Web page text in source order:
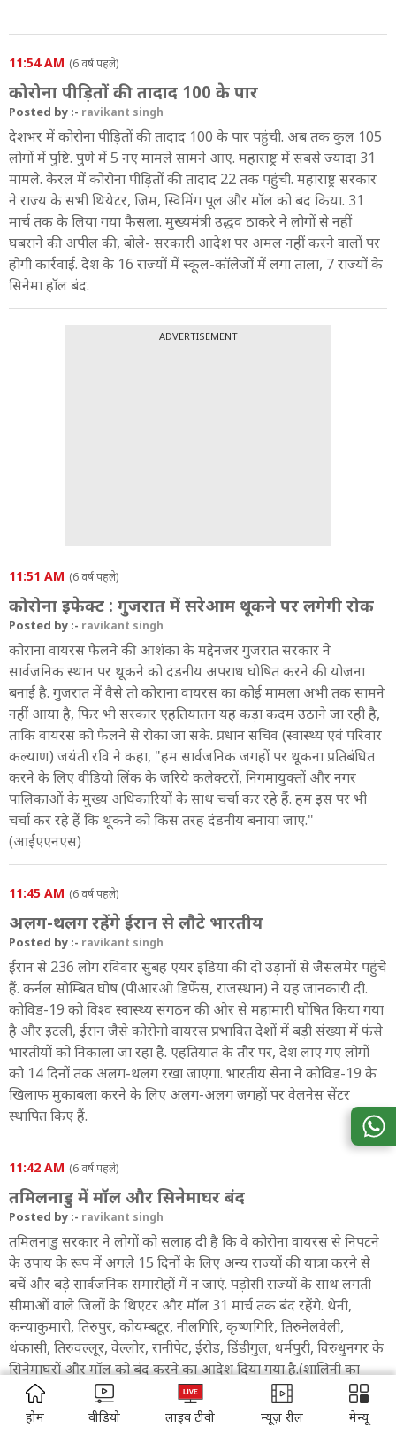
11:54 AM (6 वर्ष पहले)
कोरोना पीड़ितों की तादाद 100 के पार
Posted by :- ravikant singh
देशभर में कोरोना पीड़ितों की तादाद 100 के पार पहुंची. अब तक कुल 105
लोगों में पुष्टि. पुणे में 5 नए मामले सामने आए. महाराष्ट्र में सबसे ज्यादा 31
मामले. केरल में कोरोना पीड़ितों की तादाद 22 तक पहुंची. महाराष्ट्र सरकार
ने राज्य के सभी थियेटर, जिम, स्विमिंग पूल और मॉल को बंद किया. 31
मार्च तक के लिया गया फैसला. मुख्यमंत्री उद्धव ठाकरे ने लोगों से नहीं
घबराने की अपील की, बोले- सरकारी आदेश पर अमल नहीं करने वालों पर
होगी कार्रवाई. देश के 16 राज्यों में स्कूल-कॉलेजों में लगा ताला, 7 राज्यों के
सिनेमा हॉल बंद.
ADVERTISEMENT
11:51 AM (6 वर्ष पहले)
कोरोना इफेक्ट : गुजरात में सरेआम थूकने पर लगेगी रोक
Posted by :- ravikant singh
कोराना वायरस फैलने की आशंका के मद्देनजर गुजरात सरकार ने
सार्वजनिक स्थान पर थूकने को दंडनीय अपराध घोषित करने की योजना
बनाई है. गुजरात में वैसे तो कोराना वायरस का कोई मामला अभी तक सामने
नहीं आया है, फिर भी सरकार एहतियातन यह कड़ा कदम उठाने जा रही है,
ताकि वायरस को फैलने से रोका जा सके. प्रधान सचिव (स्वास्थ्य एवं परिवार
कल्याण) जयंती रवि ने कहा, "हम सार्वजनिक जगहों पर थूकना प्रतिबंधित
करने के लिए वीडियो लिंक के जरिये कलेक्टरों, निगमायुक्तों और नगर
पालिकाओं के मुख्य अधिकारियों के साथ चर्चा कर रहे हैं. हम इस पर भी
चर्चा कर रहे हैं कि थूकने को किस तरह दंडनीय बनाया जाए."
(आईएएनएस)
11:45 AM (6 वर्ष पहले)
अलग-थलग रहेंगे ईरान से लौटे भारतीय
Posted by :- ravikant singh
ईरान से 236 लोग रविवार सुबह एयर इंडिया की दो उड़ानों से जैसलमेर पहुंचे
हैं. कर्नल सोम्बित घोष (पीआरओ डिफेंस, राजस्थान) ने यह जानकारी दी.
कोविड-19 को विश्व स्वास्थ्य संगठन की ओर से महामारी घोषित किया गया
है और इटली, ईरान जैसे कोरोनो वायरस प्रभावित देशों में बड़ी संख्या में फंसे
भारतीयों को निकाला जा रहा है. एहतियात के तौर पर, देश लाए गए लोगों
को 14 दिनों तक अलग-थलग रखा जाएगा. भारतीय सेना ने कोविड-19 के
खिलाफ मुकाबला करने के लिए अलग-अलग जगहों पर वेलनेस सेंटर
स्थापित किए हैं.
11:42 AM (6 वर्ष पहले)
तमिलनाडु में मॉल और सिनेमाघर बंद
Posted by :- ravikant singh
तमिलनाडु सरकार ने लोगों को सलाह दी है कि वे कोरोना वायरस से निपटने
के उपाय के रूप में अगले 15 दिनों के लिए अन्य राज्यों की यात्रा करने से
बचें और बड़े सार्वजनिक समारोहों में न जाएं. पड़ोसी राज्यों के साथ लगती
सीमाओं वाले जिलों के थिएटर और मॉल 31 मार्च तक बंद रहेंगे. थेनी,
कन्याकुमारी, तिरुपुर, कोयम्बटूर, नीलगिरि, कृष्णगिरि, तिरुनेलवेली,
थंकासी, तिरुवल्लूर, वेल्लोर, रानीपेट, ईरोड, डिंडीगुल, धर्मपुरी, विरुधुनगर के
सिनेमाघरों और मॉल को बंद करने का आदेश दिया गया है.(शालिनी का
इनपुट)
ADVERTISEMENT
होम वीडियो लाइव टीवी न्यूज़ रील मेन्यू